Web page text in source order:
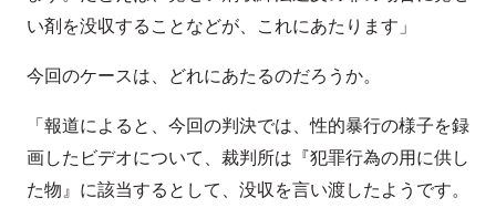
い剤を没収することなどが、これにあたります」
今回のケースは、どれにあたるのだろうか。
「報道によると、今回の判決では、性的暴行の様子を録
画したビデオについて、裁判所は『犯罪行為の用に供し
た物』に該当するとして、没収を言い渡したようです。